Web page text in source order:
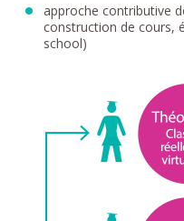
approche contributive
construction de cours,
school)